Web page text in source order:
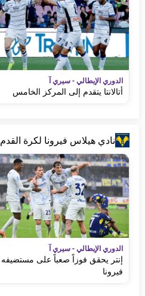
الدوري الإيطالي - سيري آ
أتالانتا يتقدم إلى المركز الخامس
نادي هيلاس فيرونا لكرة القدم
الدوري الإيطالي - سيري آ
إنتر يحقق فوزاً صعباً على مستضيفه
فيرونا